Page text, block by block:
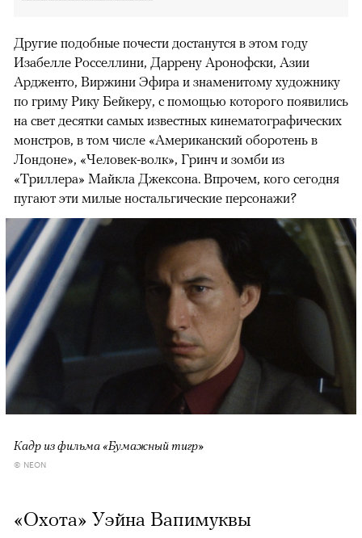
Другие подобные почести достанутся в этом году
Изабелле Росселлини, Даррену Аронофски, Азии
Ардженто, Виржини Эфира и знаменитому художнику
по гриму Рику Бейкеру, с помощью которого появились
на свет десятки самых известных кинематографических
монстров, в том числе «Американский оборотень в
Лондоне», «Человек-волк», Гринч и зомби из
«Триллера» Майкла Джексона. Впрочем, кого сегодня
пугают эти милые ностальгические персонажи?
Кадр из фильма «Бумажный тигр»
© NEON
«Охота» Уэйна Вапимуквы